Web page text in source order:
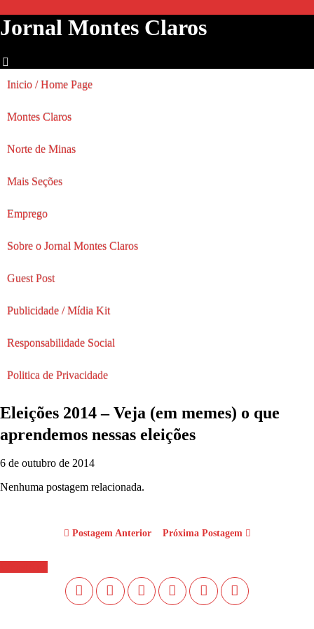
Jornal Montes Claros
Inicio / Home Page
Montes Claros
Norte de Minas
Mais Seções
Emprego
Sobre o Jornal Montes Claros
Guest Post
Publicidade / Mídia Kit
Responsabilidade Social
Politica de Privacidade
Eleições 2014 – Veja (em memes) o que
aprendemos nessas eleições
6 de outubro de 2014
Nenhuma postagem relacionada.
Postagem Anterior Próxima Postagem